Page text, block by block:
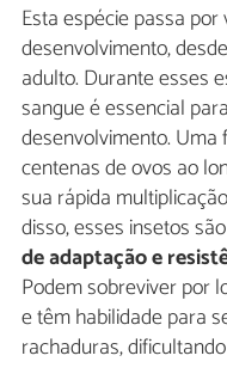
Esta espécie passa
desenvolvimento,
adulto. Durante esses
sangue é essencial
desenvolvimento.
centenas de ovos ao
sua rápida
disso, esses insetos
de adaptação e
Podem sobreviver por
e têm habilidade para
rachaduras,